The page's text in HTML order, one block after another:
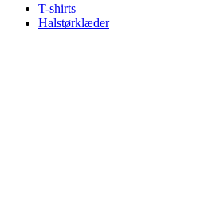
T-shirts
Halstørklæder